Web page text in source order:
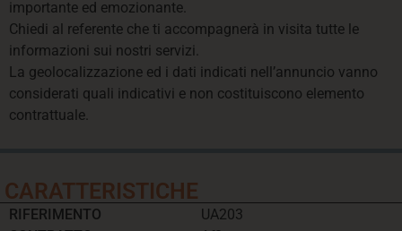
importante ed emozionante.
Chiedi al referente che ti accompagnerà in visita tutte le
informazioni sui nostri servizi.
La geolocalizzazione ed i dati indicati nell’annuncio vanno
considerati quali indicativi e non costituiscono elemento
contrattuale.
CARATTERISTICHE
RIFERIMENTO
UA203